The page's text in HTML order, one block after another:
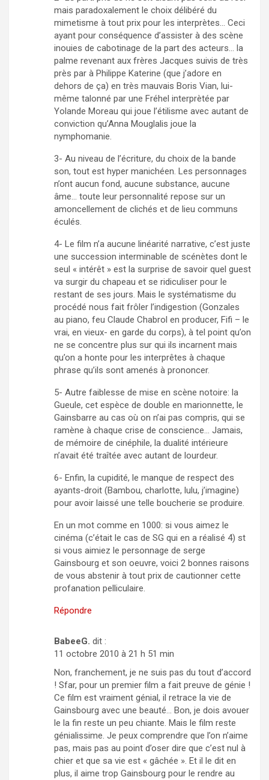
mais paradoxalement le choix délibéré du
mimetisme à tout prix pour les interprètes… Ceci
ayant pour conséquence d’assister à des scène
inouies de cabotinage de la part des acteurs… la
palme revenant aux frères Jacques suivis de très
près par à Philippe Katerine (que j’adore en
dehors de ça) en très mauvais Boris Vian, lui-
même talonné par une Fréhel interprètée par
Yolande Moreau qui joue l’étilisme avec autant de
conviction qu’Anna Mouglalis joue la
nymphomanie.
3- Au niveau de l’écriture, du choix de la bande
son, tout est hyper manichéen. Les personnages
n’ont aucun fond, aucune substance, aucune
âme… toute leur personnalité repose sur un
amoncellement de clichés et de lieu communs
éculés.
4- Le film n’a aucune linéarité narrative, c’est juste
une succession interminable de scénètes dont le
seul « intérêt » est la surprise de savoir quel guest
va surgir du chapeau et se ridiculiser pour le
restant de ses jours. Mais le systématisme du
procédé nous fait frôler l’indigestion (Gonzales
au piano, feu Claude Chabrol en producer, Fifi – le
vrai, en vieux- en garde du corps), à tel point qu’on
ne se concentre plus sur qui ils incarnent mais
qu’on a honte pour les interprêtes à chaque
phrase qu’ils sont amenés à prononcer.
5- Autre faiblesse de mise en scène notoire: la
Gueule, cet espèce de double en marionnette, le
Gainsbarre au cas où on n’ai pas compris, qui se
ramène à chaque crise de conscience… Jamais,
de mémoire de cinéphile, la dualité intérieure
n’avait été traîtée avec autant de lourdeur.
6- Enfin, la cupidité, le manque de respect des
ayants-droit (Bambou, charlotte, lulu, j’imagine)
pour avoir laissé une telle boucherie se produire.
En un mot comme en 1000: si vous aimez le
cinéma (c’était le cas de SG qui en a réalisé 4) st
si vous aimiez le personnage de serge
Gainsbourg et son oeuvre, voici 2 bonnes raisons
de vous abstenir à tout prix de cautionner cette
profanation pelliculaire.
Répondre
BabeeG. dit :
11 octobre 2010 à 21 h 51 min
Non, franchement, je ne suis pas du tout d’accord
! Sfar, pour un premier film a fait preuve de génie !
Ce film est vraiment génial, il retrace la vie de
Gainsbourg avec une beauté… Bon, je dois avouer
le la fin reste un peu chiante. Mais le film reste
génialissime. Je peux comprendre que l’on n’aime
pas, mais pas au point d’oser dire que c’est nul à
chier et que sa vie est « gâchée ». Et il le dit en
plus, il aime trop Gainsbourg pour le rendre au